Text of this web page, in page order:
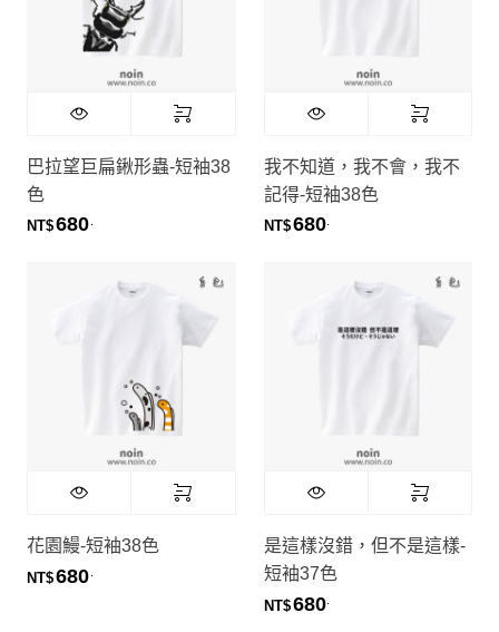
巴拉望巨扁鍬形蟲-短袖38
色
NT$680
我不知道，我不會，我不
記得-短袖38色
NT$680
花園鰻-短袖38色
NT$680
是這樣沒錯，但不是這樣-
短袖37色
NT$680